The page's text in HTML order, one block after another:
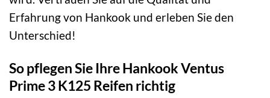
Erfahrung von Hankook und erleben Sie den
Unterschied!
So pflegen Sie Ihre Hankook Ventus
Prime 3 K125 Reifen richtig